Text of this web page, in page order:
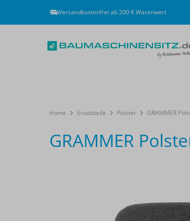
Versandkostenfrei ab 200 € Warenwert
Home Ersatzteile Polster GRAMMER
GRAMMER